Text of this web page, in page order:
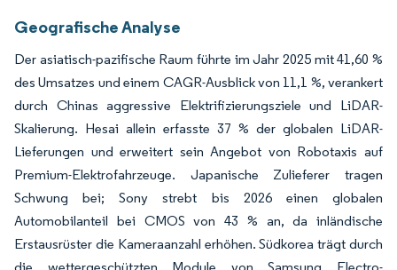
Geografische Analyse
Der asiatisch-pazifische Raum führte im Jahr 2025 mit 41,60 %
des Umsatzes und einem CAGR-Ausblick von 11,1 %, verankert
durch Chinas aggressive Elektrifizierungsziele und LiDAR-
Skalierung. Hesai allein erfasste 37 % der globalen LiDAR-
Lieferungen und erweitert sein Angebot von Robotaxis auf
Premium-Elektrofahrzeuge. Japanische Zulieferer tragen
Schwung bei; Sony strebt bis 2026 einen globalen
Automobilanteil bei CMOS von 43 % an, da inländische
Erstausrüster die Kameraanzahl erhöhen. Südkorea trägt durch